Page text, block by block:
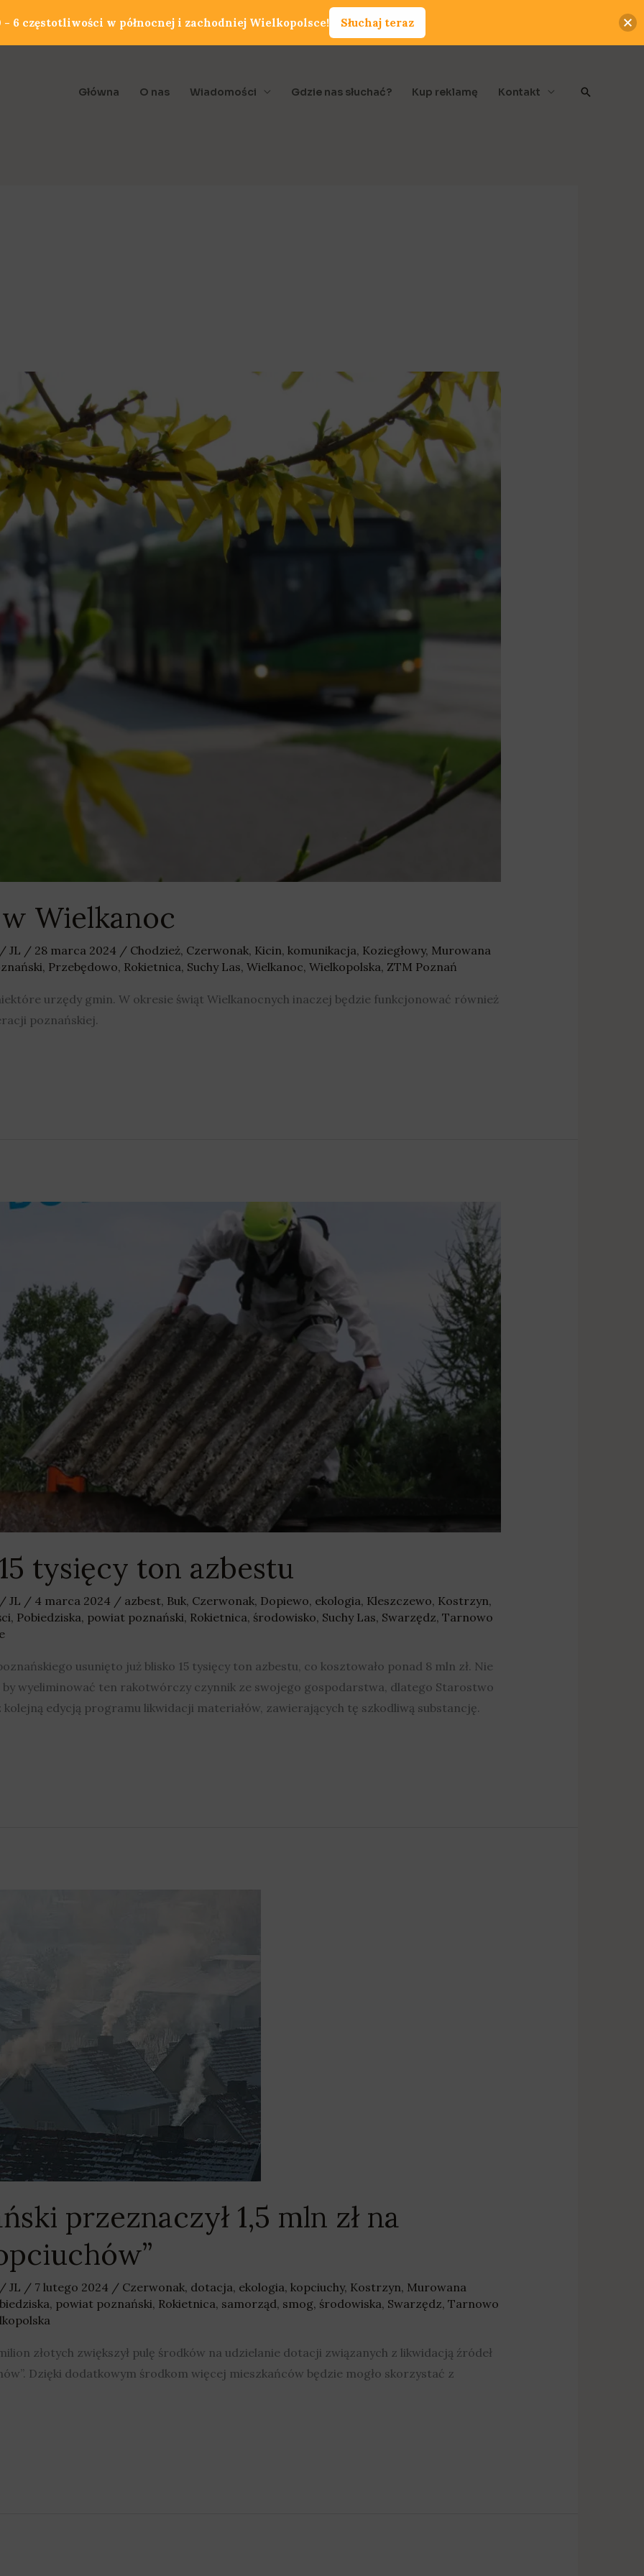
Główna O nas Wiadomości Gdzie nas słuchać? Kup reklamę Kontakt Szukaj
Wielkanoc
/ JL / 28 marca 2024 / Chodzież, Czerwonak, Kicin, komunikacja, Koziegłowy, Murowana
, Przebędowo, Rokietnica, Suchy Las, Wielkanoc, Wielkopolska, ZTM Poznań
urzędy gmin. W okresie świąt Wielkanocnych inaczej będzie funkcjonować również
poznańskiej.
tysięcy ton azbestu
JL / 4 marca 2024 / azbest, Buk, Czerwonak, Dopiewo, ekologia, Kleszczewo, Kostrzyn,
, Pobiedziska, powiat poznański, Rokietnica, środowisko, Suchy Las, Swarzędz, Tarnowo
usunięto już blisko 15 tysięcy ton azbestu, co kosztowało ponad 8 mln zł. Nie
by wyeliminować ten rakotwórczy czynnik ze swojego gospodarstwa, dlatego Starostwo
kolejną edycją programu likwidacji materiałów, zawierających tę szkodliwą substancję.
przeznaczył 1,5 mln zł na
/ JL / 7 lutego 2024 / Czerwonak, dotacja, ekologia, kopciuchy, Kostrzyn, Murowana
, powiat poznański, Rokietnica, samorząd, smog, środowiska, Swarzędz, Tarnowo
złotych zwiększył pulę środków na udzielanie dotacji związanych z likwidacją źródeł
Dzięki dodatkowym środkom więcej mieszkańców będzie mogło skorzystać z
6 częstotliwości w północnej i zachodniej Wielkopolsce! Słuchaj teraz